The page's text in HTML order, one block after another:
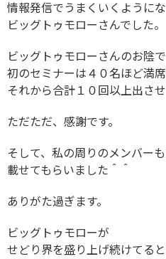
情報発信でうまくいくように
ビッグトゥモローさんでした。
ビッグトゥモローさんのお陰で
初のセミナーは４０名ほど満
それから合計１０回以上出さ
ただただ、感謝です。
そして、私の周りのメンバー
載せてもらいました＾＾
ありがた過ぎます。
ビッグトゥモローが
せどり界を盛り上げ続けてる